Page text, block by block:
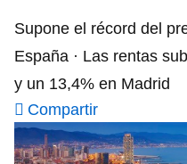
Supone el récord del
España · Las rentas
y un 13,4% en Madrid
Compartir